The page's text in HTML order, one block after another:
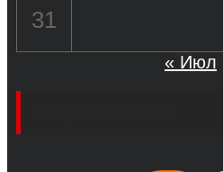
31
« Июл